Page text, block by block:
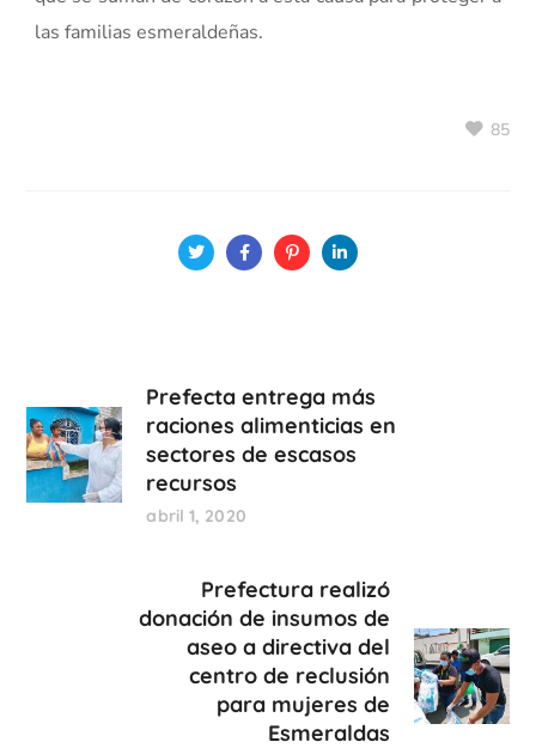
las familias esmeraldeñas.
85
Prefecta entrega más
raciones alimenticias en
sectores de escasos
recursos
abril 1, 2020
Prefectura realizó
donación de insumos de
aseo a directiva del
centro de reclusión
para mujeres de
Esmeraldas